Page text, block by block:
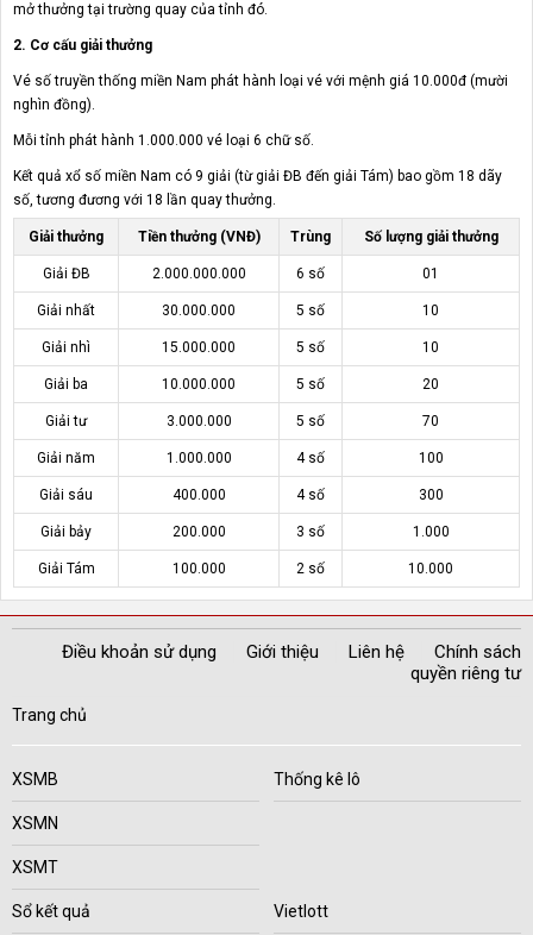
mở thưởng tại trường quay của tỉnh đó.
2. Cơ cấu giải thưởng
Vé số truyền thống miền Nam phát hành loại vé với mệnh giá 10.000đ (mười
nghìn đồng).
Mỗi tỉnh phát hành 1.000.000 vé loại 6 chữ số.
Kết quả xổ số miền Nam có 9 giải (từ giải ĐB đến giải Tám) bao gồm 18 dãy
số, tương đương với 18 lần quay thưởng.
Giải thưởng Tiền thưởng (VNĐ) Trùng Số lượng giải thưởng
Giải ĐB 2.000.000.000 6 số 01
Giải nhất 30.000.000 5 số 10
Giải nhì 15.000.000 5 số 10
Giải ba 10.000.000 5 số 20
Giải tư 3.000.000 5 số 70
Giải năm 1.000.000 4 số 100
Giải sáu 400.000 4 số 300
Giải bảy 200.000 3 số 1.000
Giải Tám 100.000 2 số 10.000
Điều khoản sử dụng Giới thiệu Liên hệ
Chính sách
quyền riêng tư
Trang chủ
XSMB
XSMN
XSMT
Thống kê lô
Sổ kết quả Vietlott